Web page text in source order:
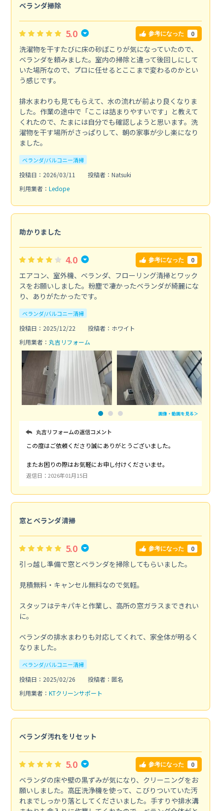
ベランダ掃除
5.0 参考になった 0
洗濯物を干すたびに床の砂ぼこりが気になっていたので、
ベランダを頼みました。室内の掃除と違って後回しにして
いた場所なので、プロに任せるとここまで変わるのかとい
う感じです。
排水まわりも見てもらえて、水の流れが前より良くなりま
した。作業の途中で「ここは詰まりやすいです」と教えて
くれたので、たまには自分でも確認しようと思います。洗
濯物を干す場所がさっぱりして、朝の家事が少し楽になり
ました。
ベランダ/バルコニー清掃
投稿日：2026/03/11
投稿者：Natsuki
利用業者： Ledope
助かりました
4.0 参考になった 0
エアコン、室外機、ベランダ、フローリング清掃とワック
スをお願いしました。粉塵で凄かったベランダが綺麗にな
り、ありがたかったです。
ベランダ/バルコニー清掃
投稿日：2025/12/22
投稿者：ホワイト
利用業者： 丸吉リフォーム
画像・動画を見る＞
丸吉リフォームの返信コメント
この度はご依頼くださり誠にありがとうございました。
またお困りの際はお気軽にお申し付けくださいませ。
返信日：2026年01月15日
窓とベランダ清掃
5.0 参考になった 0
引っ越し準備で窓とベランダを掃除してもらいました。
見積無料・キャンセル無料なので気軽。
スタッフはテキパキと作業し、高所の窓ガラスまできれい
に。
ベランダの排水まわりも対応してくれて、家全体が明るく
なりました。
ベランダ/バルコニー清掃
投稿日：2025/02/26
投稿者：匿名
利用業者： KTクリーンサポート
ベランダ汚れをリセット
5.0 参考になった 0
ベランダの床や壁の黒ずみが気になり、クリーニングをお
願いしました。高圧洗浄機を使って、こびりついていた汚
れまでしっかり落としてくださいました。手すりや排水溝